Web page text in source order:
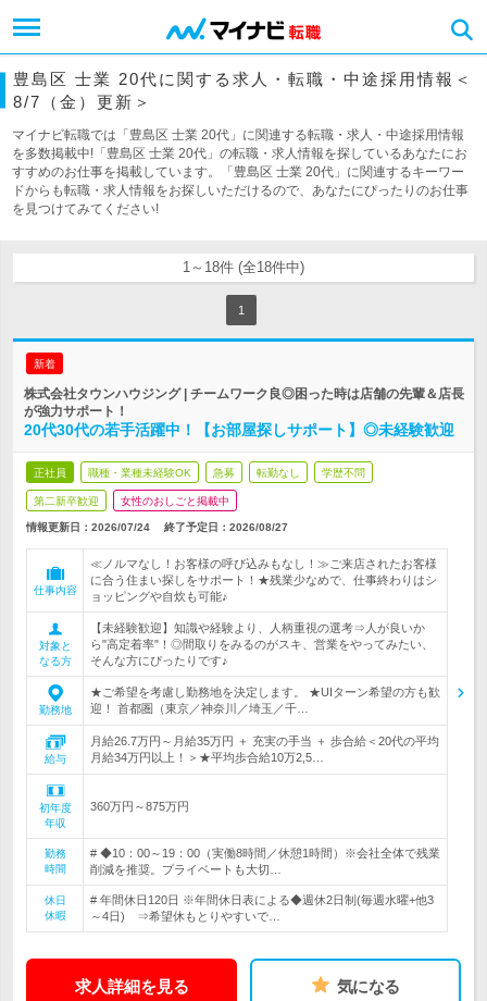
豊島区 士業 20代に関する求人・転職・中途採用情報＜
8/7（金）更新＞
マイナビ転職では「豊島区 士業 20代」に関連する転職・求人・中途採用情報
を多数掲載中!「豊島区 士業 20代」の転職・求人情報を探しているあなたにお
すすめのお仕事を掲載しています。「豊島区 士業 20代」に関連するキーワー
ドからも転職・求人情報をお探しいただけるので、あなたにぴったりのお仕事
を見つけてみてください!
1～18件 (全18件中)
1
新着
株式会社タウンハウジング | チームワーク良◎困った時は店舗の先輩＆店長
が強力サポート！
20代30代の若手活躍中！【お部屋探しサポート】◎未経験歓迎
正社員 職種・業種未経験OK 急募 転勤なし 学歴不問
第二新卒歓迎 女性のおしごと掲載中
情報更新日：2026/07/24 終了予定日： 2026/08/27
仕事内容
≪ノルマなし！お客様の呼び込みもなし！≫ご来店されたお客様
に合う住まい探しをサポート！★残業少なめで、仕事終わりはシ
ョッピングや自炊も可能♪
対象と
なる方
【未経験歓迎】知識や経験より、人柄重視の選考⇒人が良いか
ら"高定着率"！◎間取りをみるのがスキ、営業をやってみたい、
そんな方にぴったりです♪
勤務地
★ご希望を考慮し勤務地を決定します。 ★UIターン希望の方も歓
迎！ 首都圏（東京／神奈川／埼玉／千…
給与
月給26.7万円～月給35万円 ＋ 充実の手当 ＋ 歩合給＜20代の平均
月給34万円以上！＞★平均歩合給10万2,5…
初年度
年収
360万円～875万円
勤務
時間
# ◆10：00～19：00（実働8時間／休憩1時間）※会社全体で残業
削減を推奨。プライベートも大切…
休日
休暇
# 年間休日120日 ※年間休日表による◆週休2日制(毎週水曜+他3
～4日) ⇒希望休もとりやすいで…
求人詳細を見る 気になる